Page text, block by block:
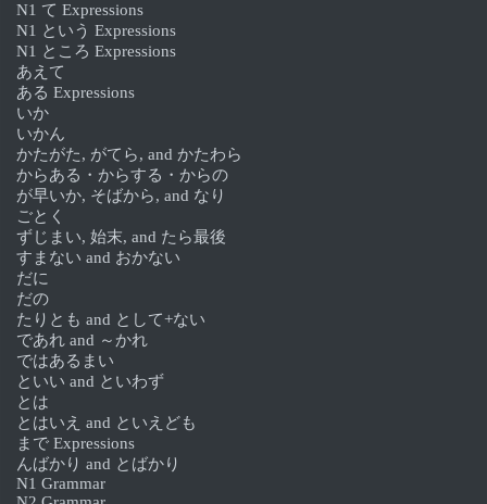
N1 て Expressions
N1 という Expressions
N1 ところ Expressions
あえて
ある Expressions
いか
いかん
かたがた, がてら, and かたわら
からある・からする・からの
が早いか, そばから, and なり
ごとく
ずじまい, 始末, and たら最後
すまない and おかない
だに
だの
たりとも and として+ない
であれ and ～かれ
ではあるまい
といい and といわず
とは
とはいえ and といえども
まで Expressions
んばかり and とばかり
N1 Grammar